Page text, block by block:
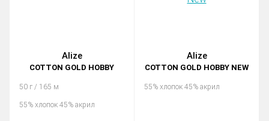
Alize
COTTON GOLD HOBBY
50 г / 165 м
55% хлопок 45% акрил
Alize
COTTON GOLD HOBBY NEW
55% хлопок 45% акрил